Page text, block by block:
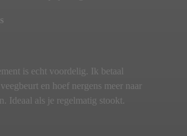
is echt voordelig. Ik betaal
en hoef nergens meer naar
Ideaal als je regelmatig stookt.